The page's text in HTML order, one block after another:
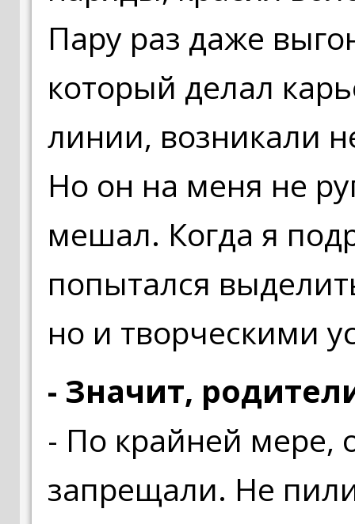
Пару раз даже
который делал
линии, возникали
Но он на меня не
мешал. Когда я
попытался
но и творческими
- Значит,
- По крайней мере,
запрещали. Не